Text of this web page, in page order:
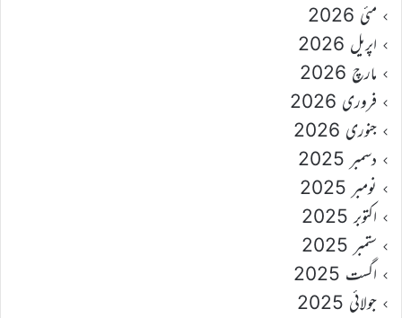
مئی 2026
اپریل 2026
مارچ 2026
فروری 2026
جنوری 2026
دسمبر 2025
نومبر 2025
اکتوبر 2025
ستمبر 2025
اگست 2025
جولائی 2025